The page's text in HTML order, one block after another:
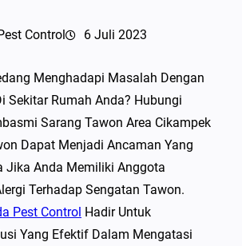
Control 6 Juli 2023
Menghadapi Masalah Dengan
Sekitar Rumah Anda? Hubungi
Sarang Tawon Area Cikampek
Dapat Menjadi Ancaman Yang
Jika Anda Memiliki Anggota
Terhadap Sengatan Tawon.
Pest Control Hadir Untuk
Yang Efektif Dalam Mengatasi